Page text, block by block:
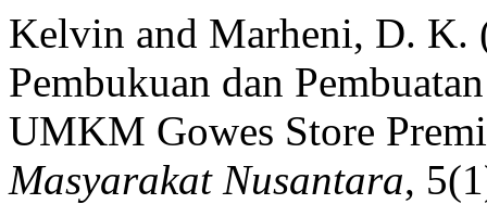
Kelvin and Marheni, D. K.
Pembukuan dan
UMKM Gowes Store
Masyarakat Nusantara,